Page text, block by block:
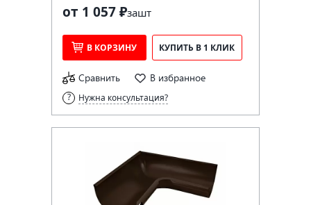
от 1 057 ₽зашт
В КОРЗИНУ КУПИТЬ В 1 КЛИК
Сравнить В избранное
Нужна консультация?